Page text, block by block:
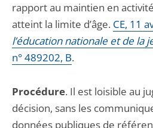
rapport au maintien en
atteint la limite d’âge. CE, 11
l’éducation nationale et de la
n° 489202, B.
Procédure. Il est loisible au
décision, sans les
données publiques de